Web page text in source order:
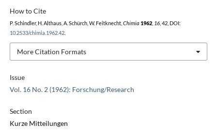
Issue
Vol. 16 No. 2 (1962): Forschung/Research
Section
Kurze Mitteilungen
How to Cite
P. Schindler, H. Althaus, A. Schürch, W. Feitknecht, Chimia 1962, 16, 42, DOI:
10.2533/chimia.1962.42.
More Citation Formats